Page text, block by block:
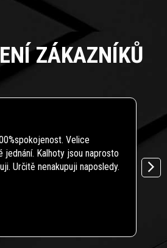
ZÁKAZNÍKŮ
je 5 z 5 hvězdiček.
Velice
jednání. Kalhoty jsou naprosto
Určitě nenakupuji naposledy.